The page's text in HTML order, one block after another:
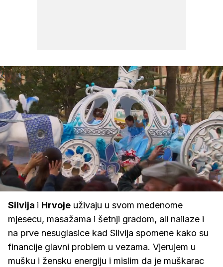
Upali
zvuk
Loaded:
100.00%
Silvija i Hrvoje uživaju u svom medenome
mjesecu, masažama i šetnji gradom, ali nailaze i
na prve nesuglasice kad Silvija spomene kako su
financije glavni problem u vezama. Vjerujem u
mušku i žensku energiju i mislim da je muškarac